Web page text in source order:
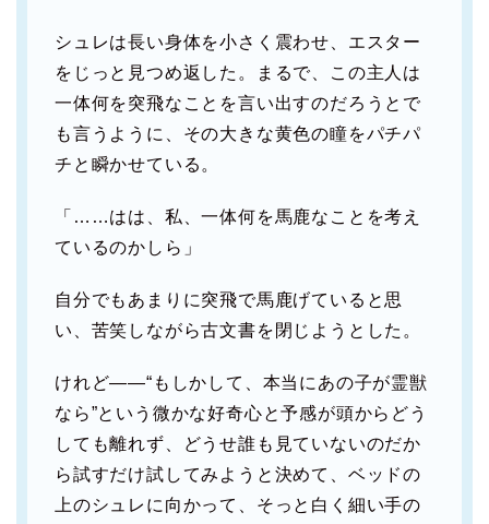
シュレは長い身体を小さく震わせ、エスター
をじっと見つめ返した。まるで、この主人は
一体何を突飛なことを言い出すのだろうとで
も言うように、その大きな黄色の瞳をパチパ
チと瞬かせている。
「……はは、私、一体何を馬鹿なことを考え
ているのかしら」
自分でもあまりに突飛で馬鹿げていると思
い、苦笑しながら古文書を閉じようとした。
けれど――“もしかして、本当にあの子が霊獣
なら”という微かな好奇心と予感が頭からどう
しても離れず、どうせ誰も見ていないのだか
ら試すだけ試してみようと決めて、ベッドの
上のシュレに向かって、そっと白く細い手の